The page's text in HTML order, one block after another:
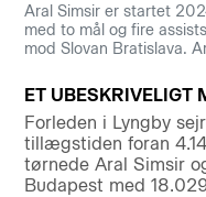
Aral Simsir er startet
med to mål og fire
mod Slovan Bratislava.
ET UBESKRIVELIGT
Forleden i Lyngby
tillægstiden foran
tørnede Aral Simsir
Budapest med